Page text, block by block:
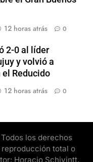
12 horas atrás 0
2-0 al líder
y volvió a
Reducido
12 horas atrás 0
los derechos
total o
Horacio Schivintt.